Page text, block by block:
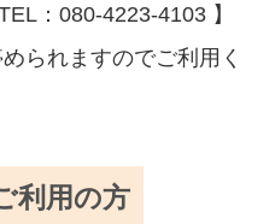
：080-4223-4103 】
られますのでご利用く
利用の方